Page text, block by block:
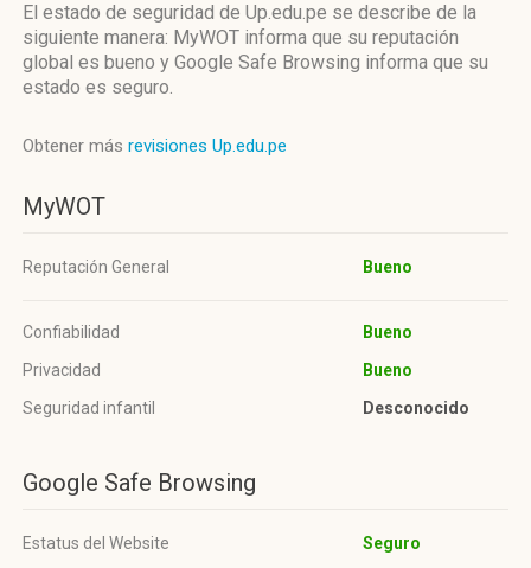
El estado de seguridad de Up.edu.pe se describe de la
siguiente manera: MyWOT informa que su reputación
global es bueno y Google Safe Browsing informa que su
estado es seguro.
Obtener más revisiones Up.edu.pe
MyWOT
Reputación General Bueno
Confiabilidad
Bueno
Privacidad
Bueno
Seguridad infantil
Desconocido
Google Safe Browsing
Estatus del Website Seguro